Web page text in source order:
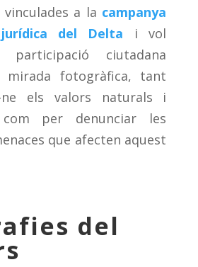
a la campanya
del Delta i vol
ciutadana
mirada fotogràfica, tant
ne els valors naturals i
com per denunciar les
que afecten aquest
del